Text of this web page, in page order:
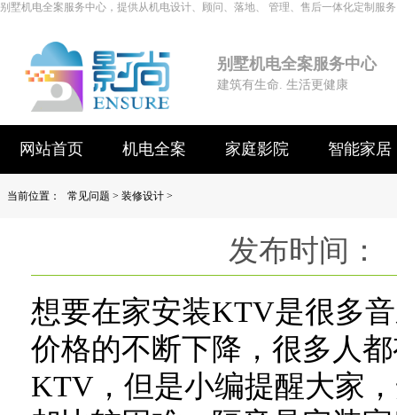
别墅机电全案服务中心，提供从机电设计、顾问、落地、 管理、售后一体化定制服务
别墅机电全案服务中心
建筑有生命. 生活更健康
网站首页 机电全案 家庭影院 智能家居
当前位置： 常见问题 > 装修设计 >
发布时间：
想要在家安装KTV是很多
价格的不断下降，很多人
KTV，但是小编提醒大家